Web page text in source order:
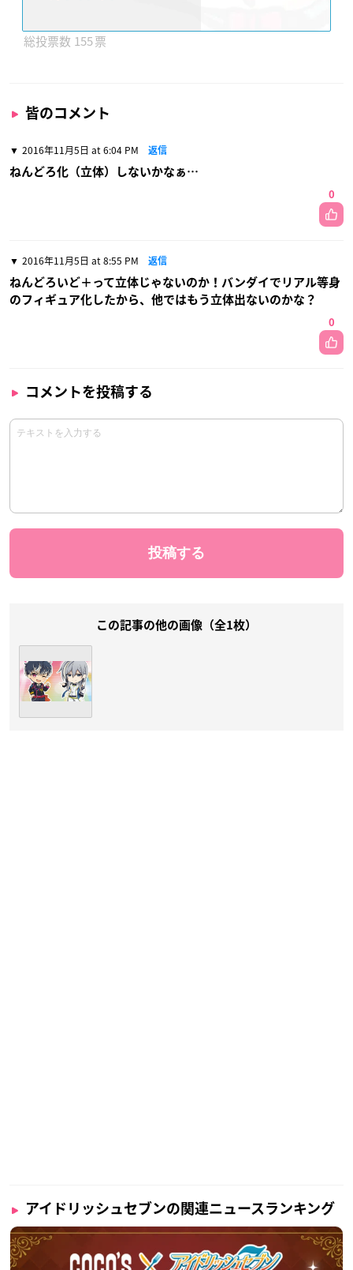
155
皆のコメント
2016年11月5日 at 6:04 PM 返信
ねんどろ化（立体）しないかなぁ…
0
2016年11月5日 at 8:55 PM 返信
ねんどろいど＋って立体じゃないのか！バンダイでリアル等身
のフィギュア化したから、他ではもう立体出ないのかな？
0
コメントを投稿する
この記事の他の画像（全1枚）
アイドリッシュセブンの関連ニュースランキング